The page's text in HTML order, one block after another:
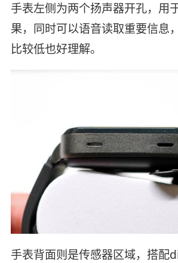
手表左侧为两个扬声器开孔，用
果，同时可以语音读取重要信息
比较低也好理解。
手表背面则是传感器区域，搭配